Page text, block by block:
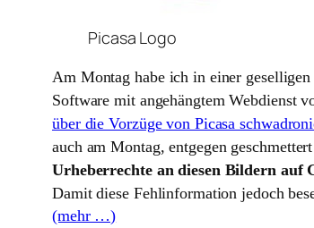
Picasa Logo
Am Montag habe ich in einer
Software mit angehängtem Webdienst
über die Vorzüge von Picasa
auch am Montag, entgegen
Urheberrechte an diesen Bildern auf
Damit diese Fehlinformation jedoch
(mehr …)